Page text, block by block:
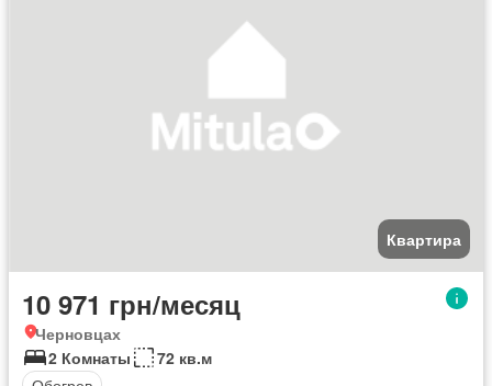
Квартира
10 971 грн/месяц
Черновцах
2 Комнаты
72 кв.м